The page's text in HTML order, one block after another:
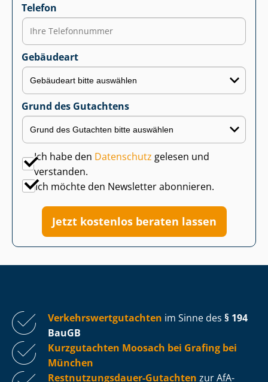
Telefon
Gebäudeart
Grund des Gutachtens
Ich habe den Datenschutz gelesen und
verstanden.
Ich möchte den Newsletter abonnieren.
Jetzt kostenlos beraten lassen
Ver­kehrs­wert­gut­ach­ten im Sinne des § 194
BauGB
Kurzgutachten Moosach bei Grafing bei
München
Rest­nut­zungs­dau­er-Gutachten zur AfA-